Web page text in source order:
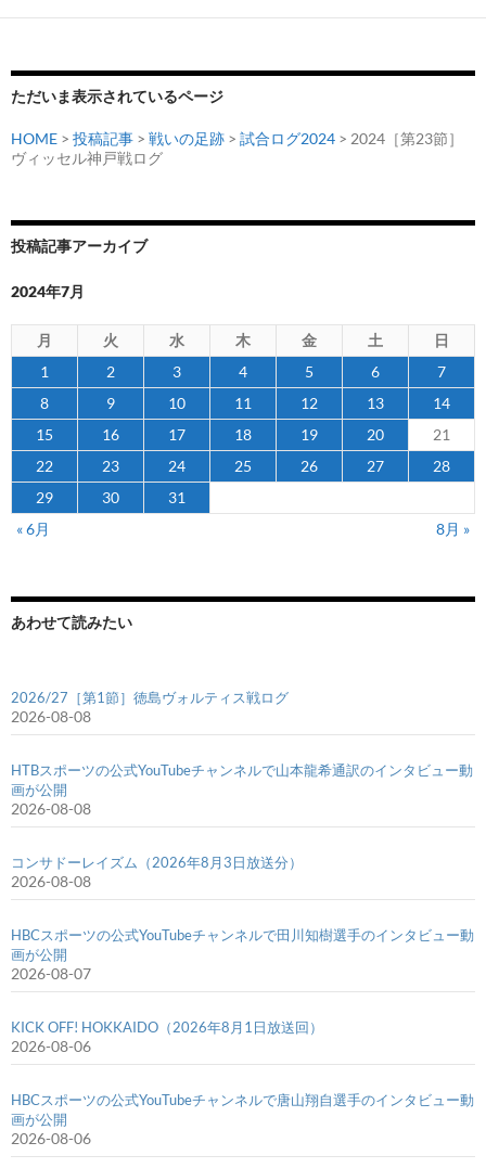
ただいま表示されているページ
HOME > 投稿記事 > 戦いの足跡 > 試合ログ2024 > 2024［第23節］
ヴィッセル神戸戦ログ
投稿記事アーカイブ
2024年7月
月 火 水 木 金 土
日
1
2 3 4 5 6
7
8
9 10 11 12 13
14
15
16 17 18 19 20
21
22
23 24 25 26 27
28
29
30
31
« 6月
8月 »
あわせて読みたい
2026/27［第1節］徳島ヴォルティス戦ログ
2026-08-08
HTBスポーツの公式YouTubeチャンネルで山本龍希通訳のインタビュー動
画が公開
2026-08-08
コンサドーレイズム（2026年8月3日放送分）
2026-08-08
HBCスポーツの公式YouTubeチャンネルで田川知樹選手のインタビュー動
画が公開
2026-08-07
KICK OFF! HOKKAIDO（2026年8月1日放送回）
2026-08-06
HBCスポーツの公式YouTubeチャンネルで唐山翔自選手のインタビュー動
画が公開
2026-08-06